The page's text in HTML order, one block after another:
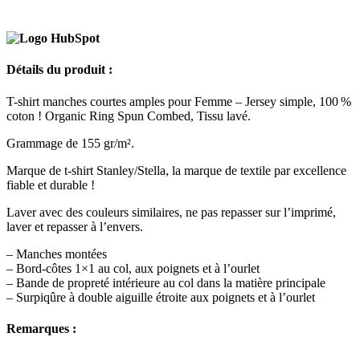
Détails du produit :
T-shirt manches courtes amples pour Femme – Jersey simple, 100 %
coton ! Organic Ring Spun Combed, Tissu lavé.
Grammage de 155 gr/m².
Marque de t-shirt Stanley/Stella, la marque de textile par excellence
fiable et durable !
Laver avec des couleurs similaires, ne pas repasser sur l’imprimé,
laver et repasser à l’envers.
– Manches montées
– Bord-côtes 1×1 au col, aux poignets et à l’ourlet
– Bande de propreté intérieure au col dans la matière principale
– Surpiqûre à double aiguille étroite aux poignets et à l’ourlet
Remarques :